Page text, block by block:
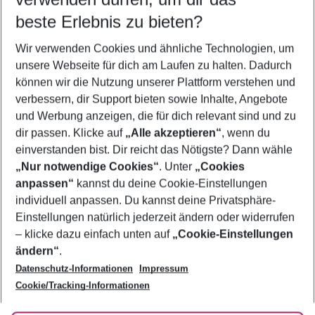
5-8 Nächte
2 Erwachsene Keine Kinder
Mehr Filter anzeigen
Footer
Footer navigation
Über uns
AGB
Bestpreisgarantie
Cookie-Einstellungen ändern
Cookie-Richtlinie
Agenturbetreuung
Barrierefreies Reisen
Folge uns
beste Erlebnis zu bieten?
Wir verwenden Cookies und ähnliche Technologien, um
unsere Webseite für dich am Laufen zu halten. Dadurch
können wir die Nutzung unserer Plattform verstehen und
verbessern, dir Support bieten sowie Inhalte, Angebote
und Werbung anzeigen, die für dich relevant sind und zu
dir passen. Klicke auf „Alle akzeptieren“, wenn du
einverstanden bist. Dir reicht das Nötigste? Dann wähle
„Nur notwendige Cookies“. Unter „Cookies
anpassen“ kannst du deine Cookie-Einstellungen
individuell anpassen. Du kannst deine Privatsphäre-
Einstellungen natürlich jederzeit ändern oder widerrufen
– klicke dazu einfach unten auf „Cookie-Einstellungen
ändern“.
Datenschutz-Informationen
Impressum
Cookie/Tracking-Informationen